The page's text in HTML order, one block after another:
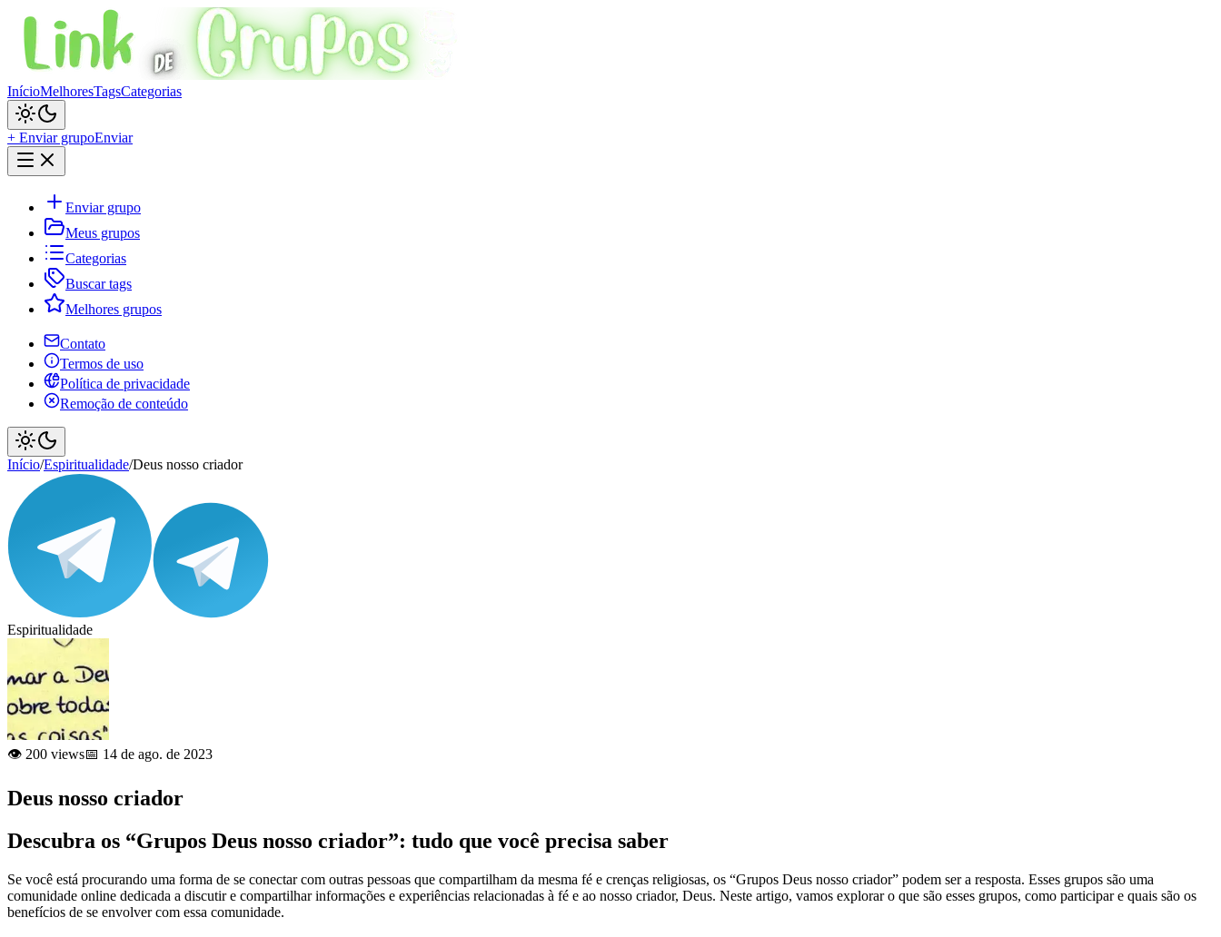
InícioMelhoresTagsCategorias
+ Enviar grupoEnviar
Enviar grupo
Meus grupos
Categorias
Buscar tags
Melhores grupos
Contato
Termos de uso
Política de privacidade
Remoção de conteúdo
Início/Espiritualidade/Deus nosso criador
Espiritualidade
👁️ 200 views📅 14 de ago. de 2023
Deus nosso criador
Descubra os “Grupos Deus nosso criador”: tudo que você precisa saber
Se você está procurando uma forma de se conectar com outras pessoas que compartilham da mesma fé e crenças religiosas, os “Grupos Deus nosso criador” podem ser a resposta. Esses grupos são uma
comunidade online dedicada a discutir e compartilhar informações e experiências relacionadas à fé e ao nosso criador, Deus. Neste artigo, vamos explorar o que são esses grupos, como participar e quais são os
benefícios de se envolver com essa comunidade.